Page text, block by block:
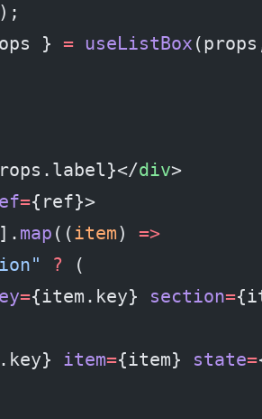
);
} = useListBox
div>
={ref}>
map ((item) =>
? (
={item.key} section=
item={item} state=